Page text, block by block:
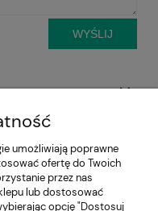
WYŚLIJ
umożliwiają poprawne
ofertę do Twoich
przez nas
lub dostosować
opcję "Dostosuj